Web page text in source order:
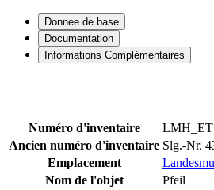
Donnee de base
Documentation
Informations Complémentaires
Numéro d'inventaire
LMH_ET
Ancien numéro d'inventaire Slg.-Nr.
Emplacement
Nom de l'objet
Pfeil